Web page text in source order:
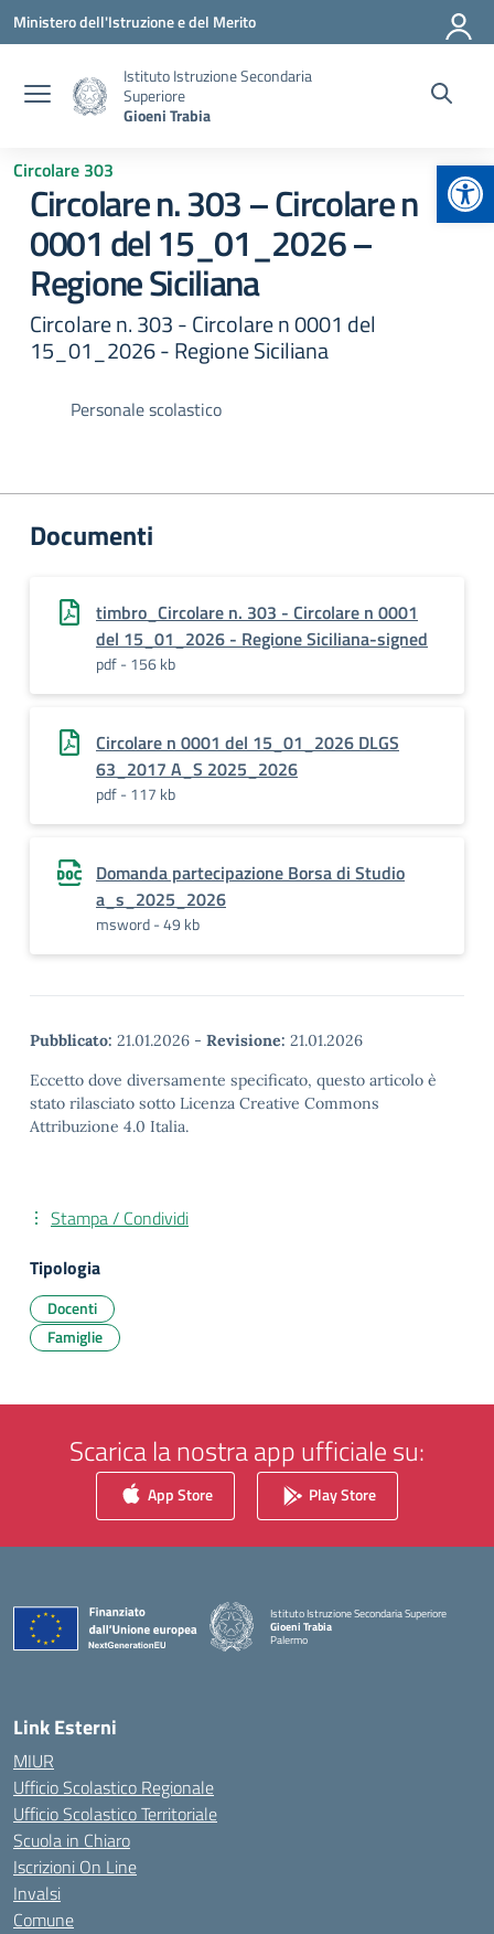
Vai ai contenuti
Vai al menu di navigazione
Vai al footer
Ministero dell'Istruzione e del Merito
Istituto Istruzione Secondaria
Superiore
Gioeni Trabia
Circolare 303
Circolare n. 303 – Circolare n
0001 del 15_01_2026 –
Regione Siciliana
Circolare n. 303 - Circolare n 0001 del
15_01_2026 - Regione Siciliana
Personale scolastico
Documenti
timbro_Circolare n. 303 - Circolare n 0001
del 15_01_2026 - Regione Siciliana-signed
pdf - 156 kb
Circolare n 0001 del 15_01_2026 DLGS
63_2017 A_S 2025_2026
pdf - 117 kb
Domanda partecipazione Borsa di Studio
a_s_2025_2026
msword - 49 kb
Pubblicato: 21.01.2026 - Revisione: 21.01.2026
Eccetto dove diversamente specificato, questo articolo è
stato rilasciato sotto Licenza Creative Commons
Attribuzione 4.0 Italia.
Stampa / Condividi
Tipologia
Docenti
Famiglie
Scarica la nostra app ufficiale su:
App Store Play Store
Istituto Istruzione Secondaria Superiore
Gioeni Trabia
Palermo
Link Esterni
MIUR
Ufficio Scolastico Regionale
Ufficio Scolastico Territoriale
Scuola in Chiaro
Iscrizioni On Line
Invalsi
Comune